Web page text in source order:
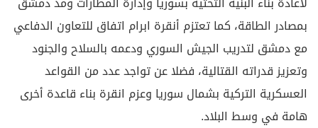
بمصادر الطاقة، كما تعتزم أنقرة ابرام اتفاق للتعاون الدفاعي
مع دمشق لتدريب الجيش السوري ودعمه بالسلاح والجنود
وتعزيز قدراته القتالية، فضلا عن تواجد عدد من القواعد
العسكرية التركية بشمال سوريا وعزم انقرة بناء قاعدة أخرى
هامة في وسط البلاد.